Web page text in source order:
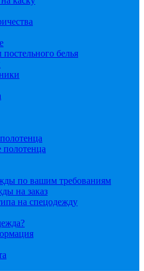
белья
по вашим требованиям
на заказ
на спецодежду